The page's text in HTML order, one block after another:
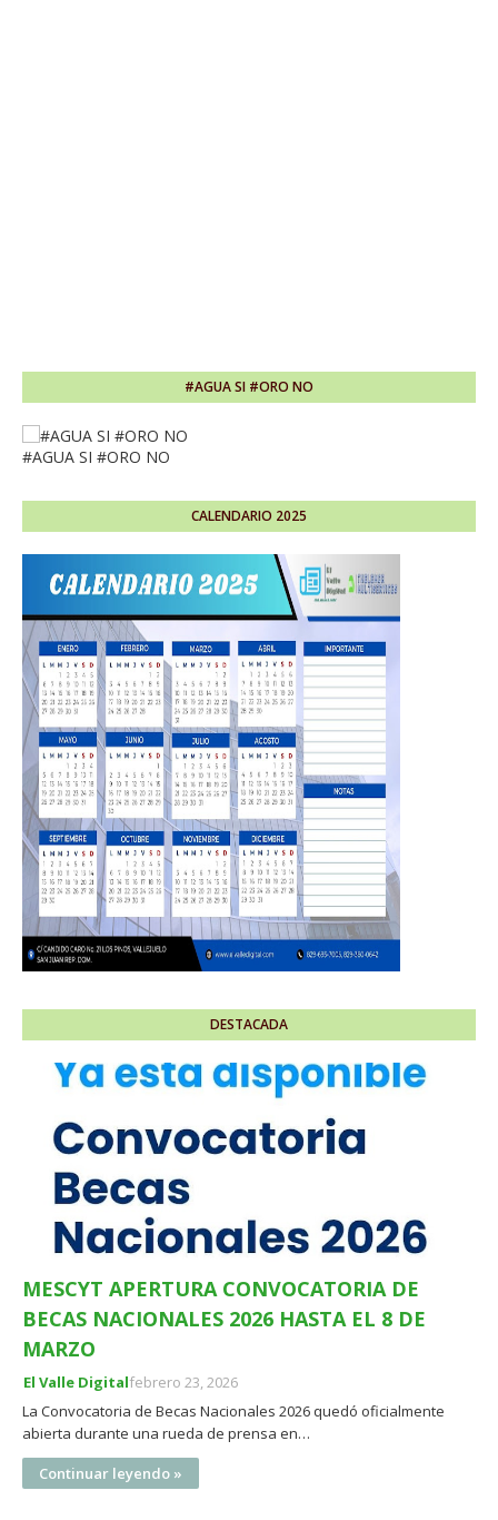
#AGUA SI #ORO NO
#AGUA SI #ORO NO
CALENDARIO 2025
DESTACADA
MESCYT APERTURA CONVOCATORIA DE
BECAS NACIONALES 2026 HASTA EL 8 DE
MARZO
El Valle Digitalfebrero 23, 2026
La Convocatoria de Becas Nacionales 2026 quedó oficialmente
abierta durante una rueda de prensa en…
Continuar leyendo »